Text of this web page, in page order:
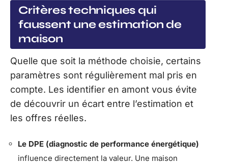
Critères techniques qui
faussent une estimation de
maison
Quelle que soit la méthode choisie, certains
paramètres sont régulièrement mal pris en
compte. Les identifier en amont vous évite
de découvrir un écart entre l’estimation et
les offres réelles.
Le DPE (diagnostic de performance énergétique)
influence directement la valeur. Une maison